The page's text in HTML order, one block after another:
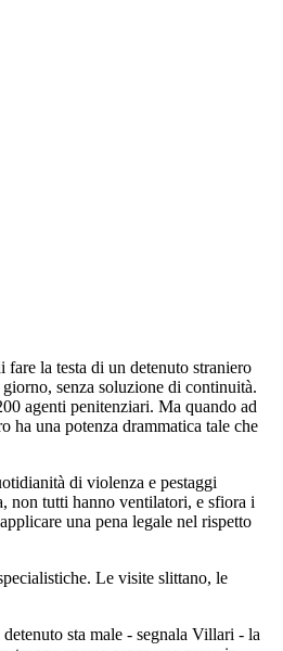
la testa di un detenuto straniero
senza soluzione di continuità.
agenti penitenziari. Ma quando ad
ha una potenza drammatica tale che
di violenza e pestaggi
non tutti hanno ventilatori, e sfiora i
una pena legale nel rispetto
Le visite slittano, le
sta male - segnala Villari - la